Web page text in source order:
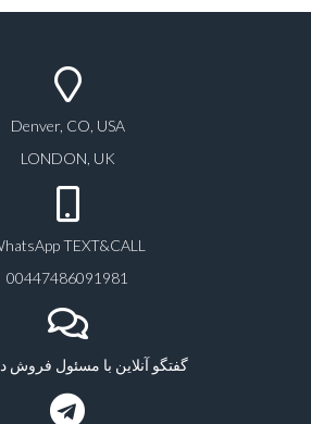
Denver, CO, USA
LONDON, UK
TEXT&CALL
00447486091981
گفتگو آنلاین با مسئول فروش